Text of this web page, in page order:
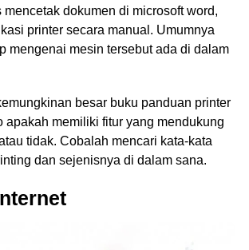
mencetak dokumen di microsoft word,
printer secara manual. Umumnya
mengenai mesin tersebut ada di dalam
besar buku panduan printer
apakah memiliki fitur yang mendukung
tidak. Cobalah mencari kata-kata
dan sejenisnya di dalam sana.